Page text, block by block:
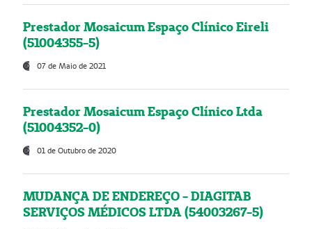
Prestador Mosaicum Espaço Clínico Eireli
(51004355-5)
07 de Maio de 2021
Prestador Mosaicum Espaço Clínico Ltda
(51004352-0)
01 de Outubro de 2020
MUDANÇA DE ENDEREÇO - DIAGITAB
SERVIÇOS MÉDICOS LTDA (54003267-5)